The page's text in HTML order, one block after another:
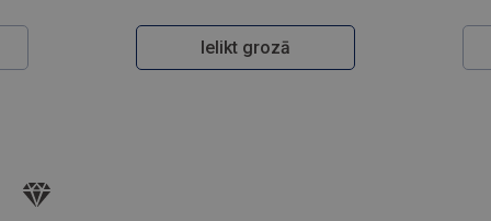
Ielikt grozā